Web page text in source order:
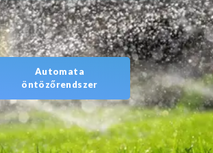
Automata
öntözőrendszer